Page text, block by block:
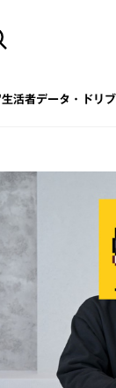
"生活者データ・ドリ